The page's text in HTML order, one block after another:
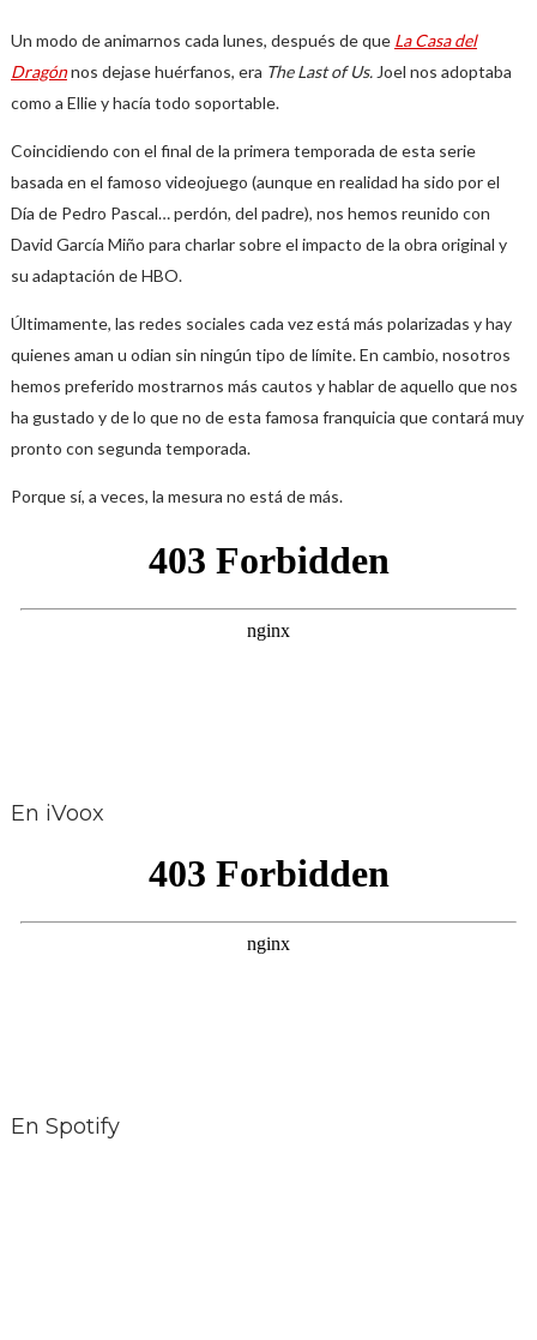
Un modo de animarnos cada lunes, después de que La Casa del
Dragónnos dejase huérfanos, era The Last of Us.Joel nos adoptaba
como a Ellie y hacía todo soportable.
Coincidiendo con el final de la primera temporada de esta serie
basada en el famoso videojuego (aunque en realidad ha sido por el
Día de Pedro Pascal… perdón, del padre), nos hemos reunido con
David García Miño para charlar sobre el impacto de la obra original y
su adaptación de HBO.
Últimamente, las redes sociales cada vez está más polarizadas y hay
quienes aman u odian sin ningún tipo de límite. En cambio, nosotros
hemos preferido mostrarnos más cautos y hablar de aquello que nos
ha gustado y de lo que no de esta famosa franquicia que contará muy
pronto con segunda temporada.
Porque sí, a veces, la mesura no está de más.
En iVoox
En Spotify